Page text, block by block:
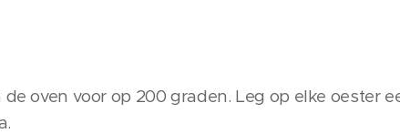
de oven voor op 200 graden. Leg op elke oester